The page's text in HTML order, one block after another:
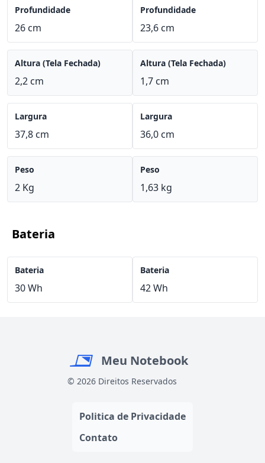
Profundidade
26 cm
Altura (Tela Fechada)
2,2 cm
Largura
37,8 cm
Peso
2 Kg
Profundidade
23,6 cm
Altura (Tela Fechada)
1,7 cm
Largura
36,0 cm
Peso
1,63 kg
Bateria
Bateria
30 Wh
Bateria
42 Wh
Meu Notebook
© 2026 Direitos Reservados
Politica de Privacidade
Contato